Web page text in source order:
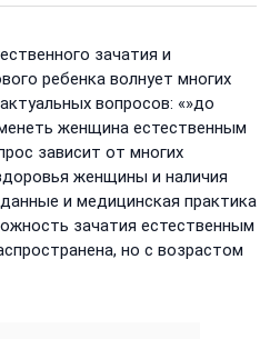
зачатия и
ребенка волнует многих
вопросов: «»до
женщина естественным
зависит от многих
женщины и наличия
и медицинская практика
зачатия естественным
но с возрастом